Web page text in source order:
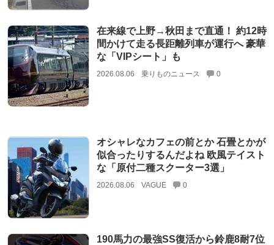
在来線で上野→秋田まで直通！ 約12時
間かけて走る長距離列車が運行へ 豪華
な「VIPシート」も
2026.08.06 乗りものニュース 0
オシャレなカフェの前とか 石畳とかが
似合ったりするんだよね 欧風テイスト
な「原付二種スクーター3選」
2026.08.06 VAGUE 0
190馬力の最強SS復活から鈴鹿8耐7位